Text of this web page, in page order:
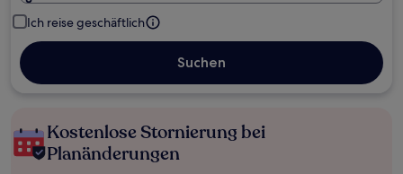
Ich reise geschäftlich
Suchen
Kostenlose Stornierung bei
Planänderungen